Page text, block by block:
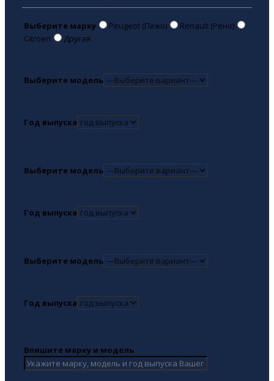
Выберите марку Peugeot (Пежо)
Renault (Рено)
Citroen
Другая
Выберите модель
Год выпуска
Выберите модель
Год выпуска
Выберите модель
Год выпуска
Впишите марку и модель